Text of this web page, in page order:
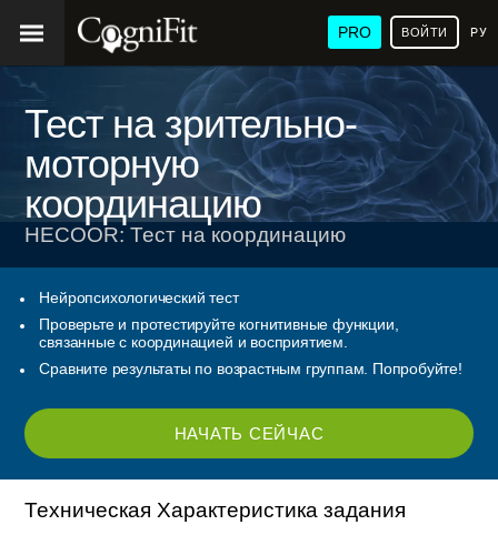
PRO ВОЙТИ
Тест на зрительно-
моторную
координацию
HECOOR: Тест на координацию
Нейропсихологический тест
Проверьте и протестируйте когнитивные функции,
связанные с координацией и восприятием.
Сравните результаты по возрастным группам. Попробуйте!
НАЧАТЬ СЕЙЧАС
Техническая Характеристика задания